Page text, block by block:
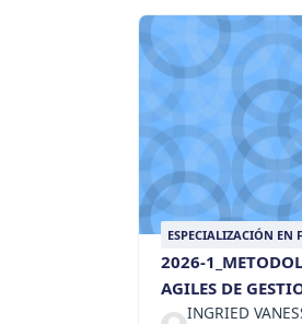
ESPECIALIZACIÓN EN
2026-
AGILES DE
INGRIED